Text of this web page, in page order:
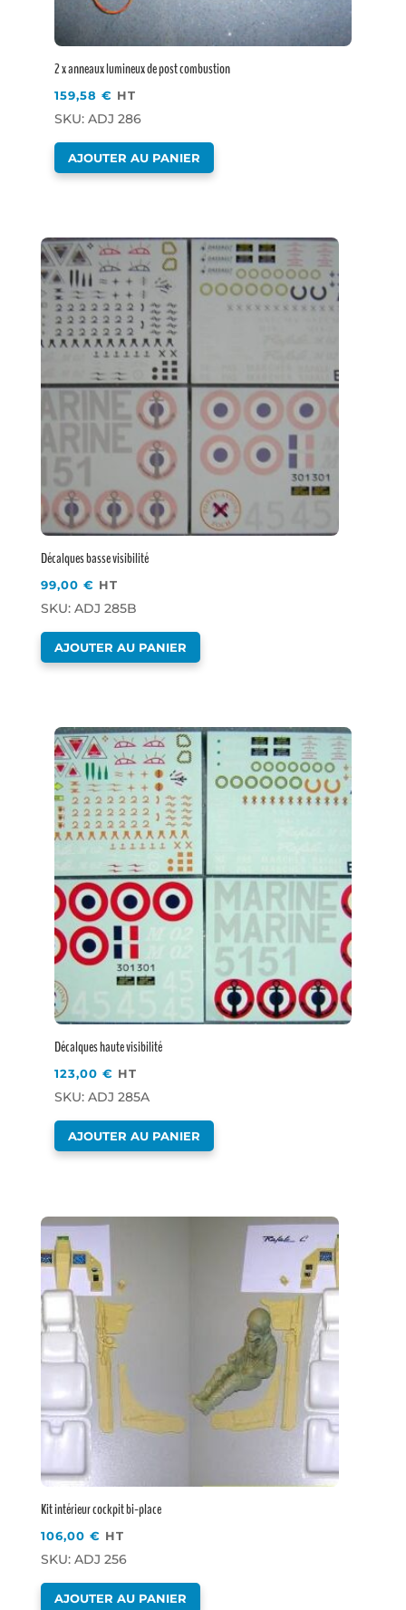
2 x anneaux lumineux de post combustion
159,58 € HT
SKU: ADJ 286
AJOUTER AU PANIER
Décalques basse visibilité
99,00€ HT
SKU: ADJ 285B
AJOUTER AU PANIER
Décalques haute visibilité
123,00 € HT
SKU: ADJ 285A
AJOUTER AU PANIER
Kit intérieur cockpit bi-place
106,00€ HT
SKU: ADJ 256
AJOUTER AU PANIER